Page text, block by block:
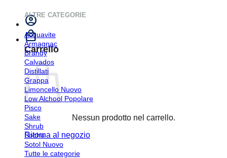
Carrello
Nessun prodotto nel carrello.
Ritorna al negozio
ALTRE CATEGORIE
Acquavite
Armagnac
Brandy
Calvados
Distillati
Grappa
Limoncello
Low Alchool
Pisco
Sake
Shrub
Sochu
Sotol
Tutte le categorie